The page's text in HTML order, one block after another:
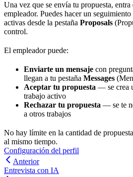
Una vez que se envía tu propuesta,
empleador. Puedes hacer un
activas desde la pestaña Proposals
control.
El empleador puede:
Enviarte un mensaje con
llegan a tu pestaña Messages
Aceptar tu propuesta — se crea
trabajo activo
Rechazar tu propuesta — se te
a otros trabajos
No hay límite en la cantidad de
al mismo tiempo.
Configuración del perfil
Anterior
Entrevista con IA